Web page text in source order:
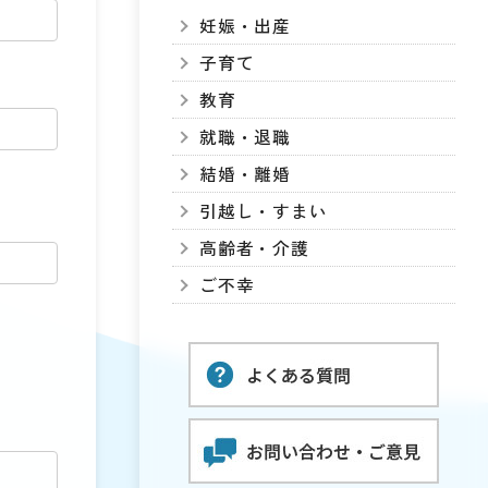
妊娠・出産
子育て
教育
就職・退職
結婚・離婚
引越し・すまい
高齢者・介護
ご不幸